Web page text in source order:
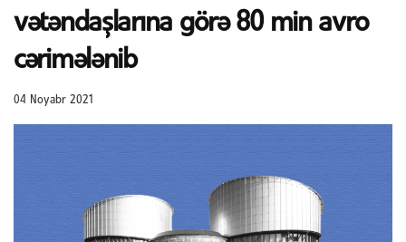
vətəndaşlarına görə 80 min avro
cərimələnib
04 Noyabr 2021